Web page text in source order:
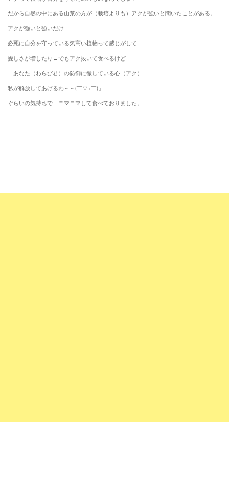
だから自然の中にある山菜の方が（栽培よりも）アクが強いと聞いたことがある。
アクが強いと強いだけ
必死に自分を守っている気高い植物って感じがして
愛しさが増したり←でもアク抜いて食べるけど
「あなた（わらび君）の防御に徹している心（アク）
私が解放してあげるわ～～(￣▽+￣)」
ぐらいの気持ちで ニマニマして食べておりました。